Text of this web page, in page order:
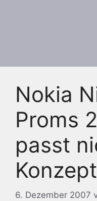
Nokia
Proms
passt
Konzept
6. Dezember 2007